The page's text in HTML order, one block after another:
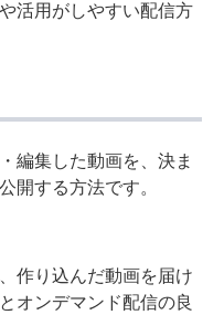
活用がしやすい配信方
編集した動画を、決ま
開する方法です。
作り込んだ動画を届け
オンデマンド配信の良